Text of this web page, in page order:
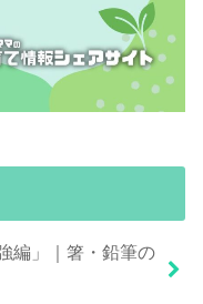
編」｜箸・鉛筆の